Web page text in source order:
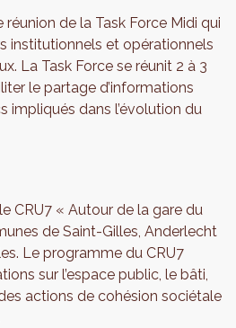
réunion de la Task Force Midi qui
institutionnels et opérationnels
La Task Force se réunit 2 à 3
le partage d’informations
impliqués dans l’évolution du
CRU7 « Autour de la gare du
de Saint-Gilles, Anderlecht
Le programme du CRU7
sur l’espace public, le bâti,
actions de cohésion sociétale